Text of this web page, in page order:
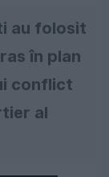
au folosit
în plan
conflict
al